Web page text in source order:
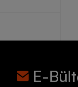
E-